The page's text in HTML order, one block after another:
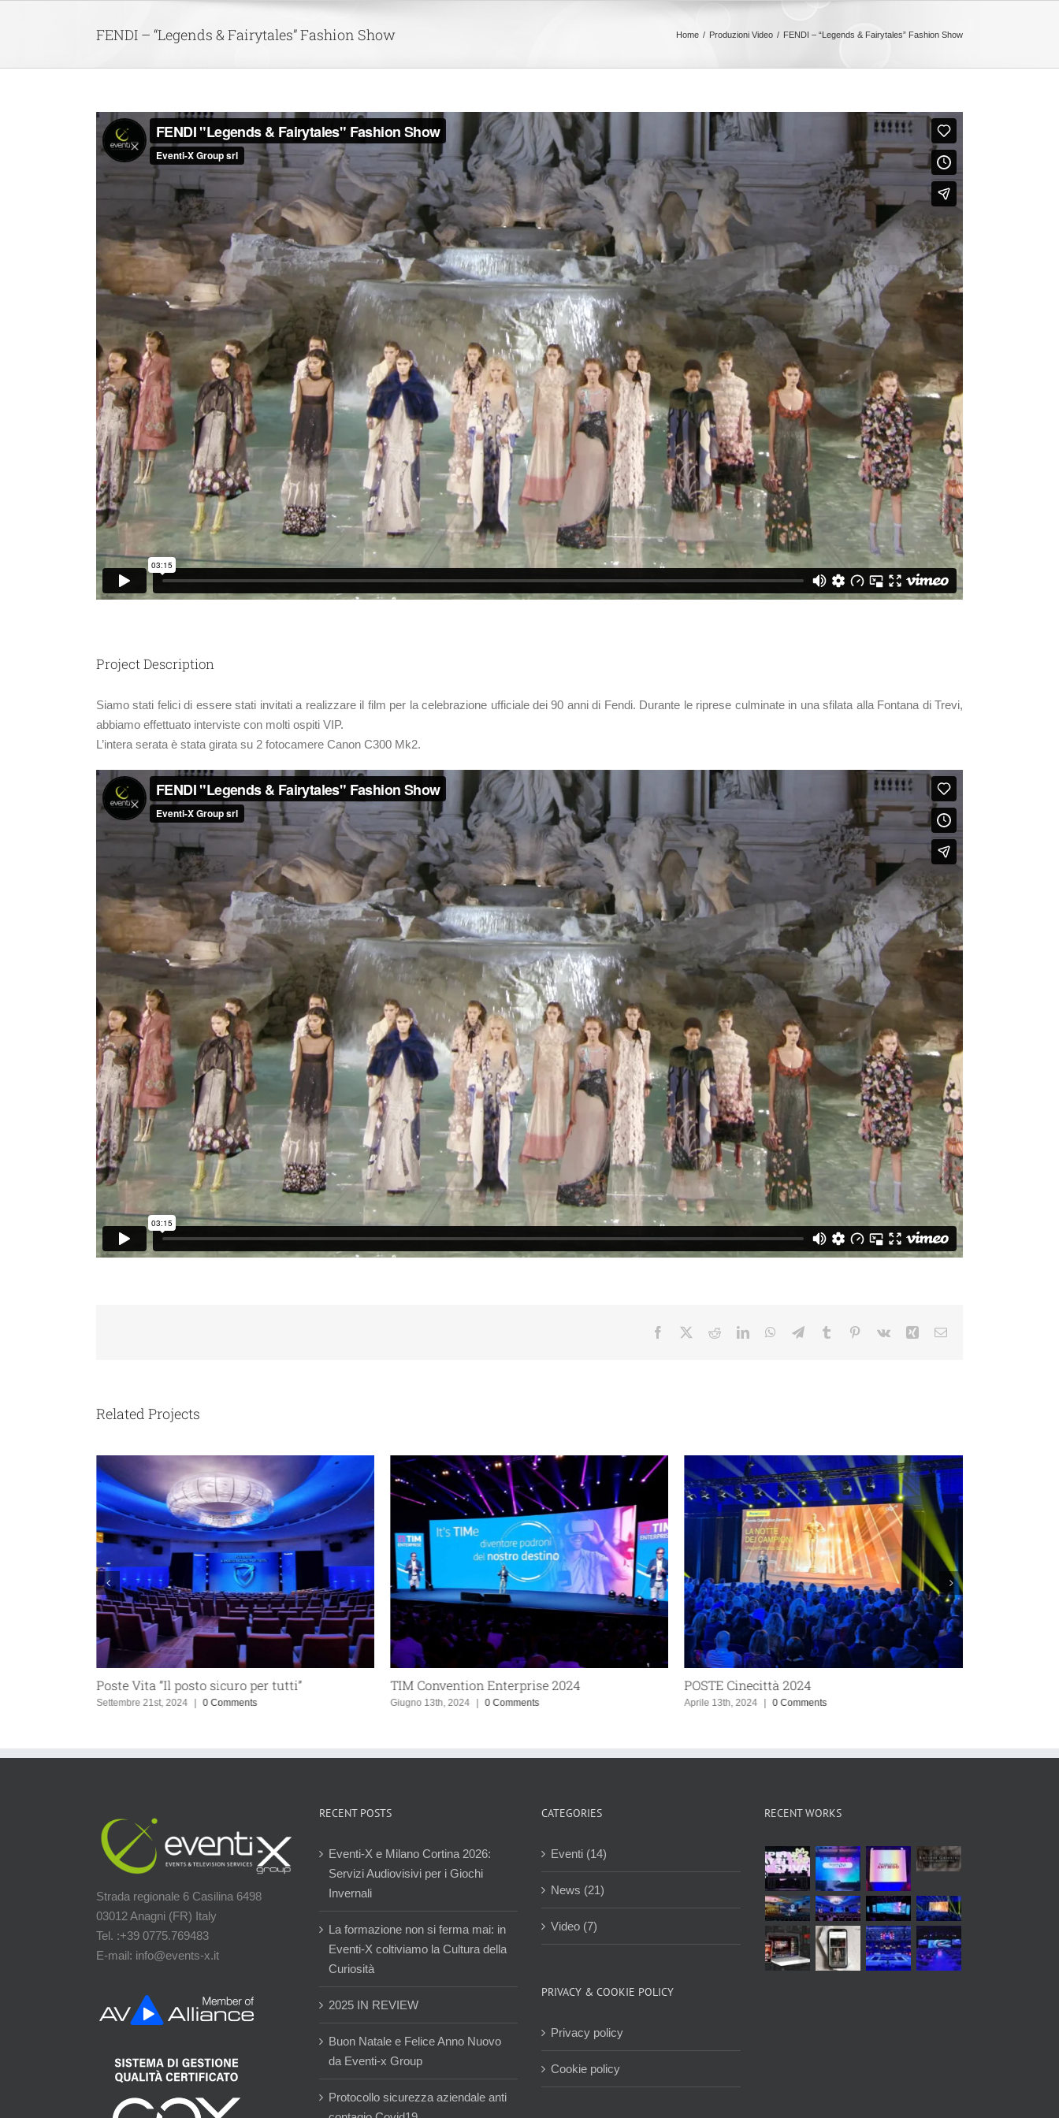
FENDI – “Legends & Fairytales” Fashion Show Home Produzioni Video FENDI – “Legends & Fairytales” Fashion Show
Project Description
Siamo stati felici di essere stati invitati a realizzare il film per la celebrazione ufficiale dei 90 anni di Fendi. Durante le riprese culminate in una sfilata alla Fontana di Trevi,
abbiamo effettuato interviste con molti ospiti VIP.
L’intera serata è stata girata su 2 fotocamere Canon C300 Mk2.
Facebook RedditLinkedInWhatsApp
TelegramTumblr Pinterest
Vk Xing Email
Related Projects
Poste Vita “Il posto sicuro per tutti”
Settembre 21st, 2024 0 Comments
TIM Convention Enterprise 2024
Giugno 13th, 2024 0 Comments
POSTE Cinecittà 2024
Aprile 13th, 2024 0 Comments
Strada regionale 6 Casilina 6498
03012 Anagni (FR) Italy
Tel. :+39 0775.769483
E-mail: info@events-x.it
RECENT POSTS
Eventi-X e Milano Cortina 2026:
Servizi Audiovisivi per i Giochi
Invernali
La formazione non si ferma mai: in
Eventi-X coltiviamo la Cultura della
Curiosità
2025 IN REVIEW
Buon Natale e Felice Anno Nuovo
da Eventi-x Group
Protocollo sicurezza aziendale anti
CATEGORIES
Eventi (14)
News (21)
Video (7)
PRIVACY & COOKIE POLICY
Privacy policy
Cookie policy
RECENT WORKS